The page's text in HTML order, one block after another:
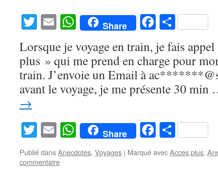
Twitter
EmailWhatsApp
Share Facebook
Lorsque je voyage en train, je fais
plus » qui me prend en charge pour
train. J’envoie un Email à
avant le voyage, je me présente 30
→
Twitter
EmailWhatsApp
Share Facebook
Publié dansAnecdotes, Voyages | Marqué avecAcces plus,
commentaire